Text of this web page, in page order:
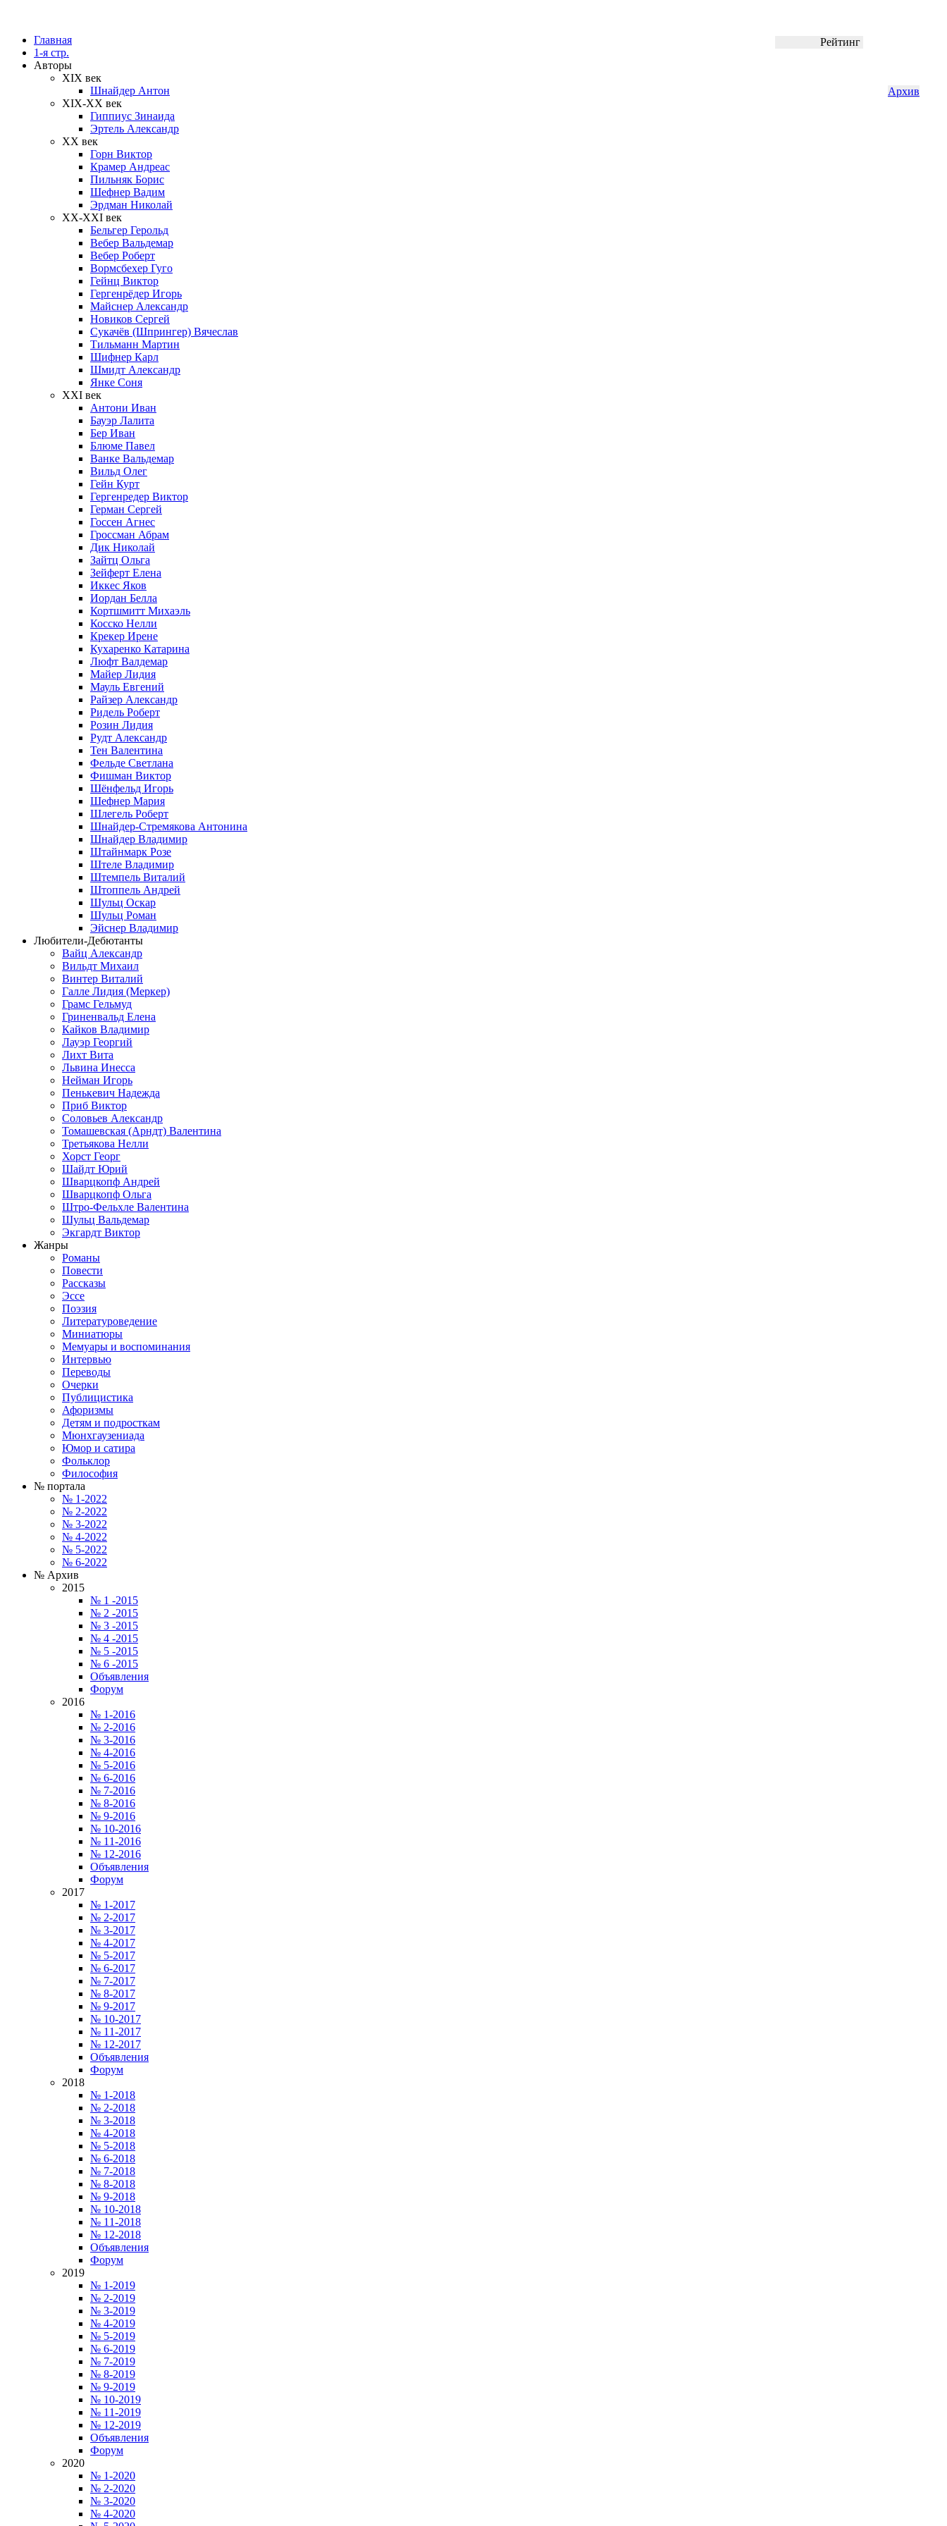
Главная
1-я стр.
Авторы
XIX век
Шнайдер Антон
XIX-XX век
Гиппиус Зинаида
Эртель Александр
XX век
Горн Виктор
Крамер Андреас
Пильняк Борис
Шефнер Вадим
Эрдман Николай
ХХ-XXI век
Бельгер Герольд
Вебер Вальдемар
Вебер Роберт
Вормсбехер Гуго
Гейнц Виктор
Гергенрёдер Игорь
Майснер Александр
Новиков Сергей
Сукачёв (Шпрингер) Вячеслав
Тильманн Мартин
Шифнер Карл
Шмидт Александр
Янке Соня
XXI век
Антони Иван
Бауэр Лалита
Бер Иван
Блюме Павел
Ванке Вальдемар
Вильд Олег
Гейн Курт
Гергенредер Виктор
Герман Сергей
Госсен Агнес
Гроссман Абрам
Дик Николай
Зайтц Ольга
Зейферт Елена
Иккес Яков
Иордан Белла
Кортшмитт Михаэль
Косско Нелли
Крекер Ирене
Кухаренко Катарина
Люфт Валдемaр
Майер Лидия
Мауль Евгений
Райзер Александр
Ридель Роберт
Розин Лидия
Рудт Александр
Тен Валентина
Фельде Светлана
Фишман Виктор
Шёнфельд Игорь
Шефнер Мария
Шлегель Роберт
Шнайдер-Стремякова Антонина
Шнайдер Владимир
Штайнмарк Розe
Штеле Владимир
Штемпель Виталий
Штоппель Андрей
Шульц Оскар
Шульц Роман
Эйснер Владимир
Любители-Дебютанты
Вайц Александр
Вильдт Михаил
Винтер Виталий
Галле Лидия (Меркер)
Грамс Гельмуд
Гриненвальд Елена
Кайков Владимир
Лауэр Георгий
Лихт Вита
Львина Инесса
Нейман Игорь
Пенькевич Надежда
Приб Виктор
Соловьев Александр
Томашевская (Арндт) Валентина
Третьякова Нелли
Хорст Георг
Шайдт Юрий
Шварцкопф Андрей
Шварцкопф Ольга
Штро-Фельхле Валентина
Шульц Вальдемар
Экгардт Виктор
Жанры
Романы
Повести
Рассказы
Эссе
Поэзия
Литературоведение
Миниатюры
Мемуары и воспоминания
Интервью
Переводы
Очерки
Публицистика
Афоризмы
Детям и подросткам
Мюнхгаузениада
Юмор и сатира
Фольклор
Философия
№ портала
№ 1-2022
№ 2-2022
№ 3-2022
№ 4-2022
№ 5-2022
№ 6-2022
№ Архив
2015
№ 1 -2015
№ 2 -2015
№ 3 -2015
№ 4 -2015
№ 5 -2015
№ 6 -2015
Объявления
Форум
2016
№ 1-2016
№ 2-2016
№ 3-2016
№ 4-2016
№ 5-2016
№ 6-2016
№ 7-2016
№ 8-2016
№ 9-2016
№ 10-2016
№ 11-2016
№ 12-2016
Объявления
Форум
2017
№ 1-2017
№ 2-2017
№ 3-2017
№ 4-2017
№ 5-2017
№ 6-2017
№ 7-2017
№ 8-2017
№ 9-2017
№ 10-2017
№ 11-2017
№ 12-2017
Объявления
Форум
2018
№ 1-2018
№ 2-2018
№ 3-2018
№ 4-2018
№ 5-2018
№ 6-2018
№ 7-2018
№ 8-2018
№ 9-2018
№ 10-2018
№ 11-2018
№ 12-2018
Объявления
Форум
2019
№ 1-2019
№ 2-2019
№ 3-2019
№ 4-2019
№ 5-2019
№ 6-2019
№ 7-2019
№ 8-2019
№ 9-2019
№ 10-2019
№ 11-2019
№ 12-2019
Объявления
Форум
2020
№ 1-2020
№ 2-2020
№ 3-2020
№ 4-2020
Рейтинг
Архив